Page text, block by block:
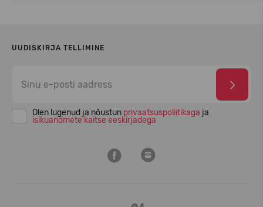
UUDISKIRJA TELLIMINE
Olen lugenud ja nõustun privaatsuspoliitikaga ja
isikuandmete kaitse eeskirjadega